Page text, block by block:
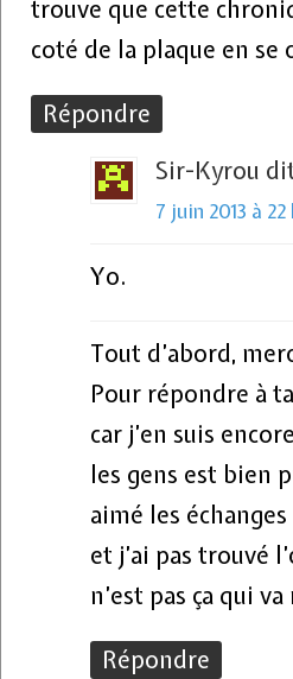
trouve que cette
coté de la plaque en
Répondre
Sir-Kyrou
7 juin 2013 à
Yo.
Tout d’abord,
Pour répondre à
car j’en suis
les gens est bien
aimé les
et j’ai pas trouvé
n’est pas ça qui
Répondre